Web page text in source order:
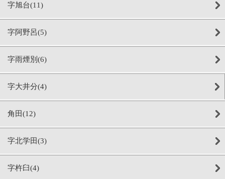
字旭台(11)
字阿野呂(5)
字雨煙別(6)
字大井分(4)
角田(12)
字北学田(3)
字杵臼(4)